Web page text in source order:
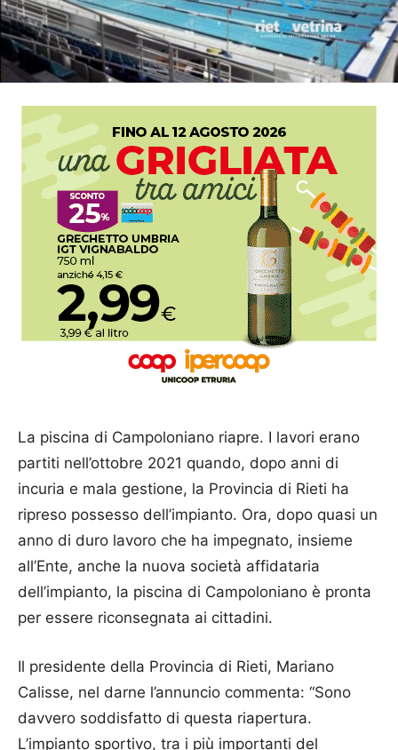
La piscina di Campoloniano riapre. I lavori erano
partiti nell’ottobre 2021 quando, dopo anni di
incuria e mala gestione, la Provincia di Rieti ha
ripreso possesso dell’impianto. Ora, dopo quasi un
anno di duro lavoro che ha impegnato, insieme
all’Ente, anche la nuova società affidataria
dell’impianto, la piscina di Campoloniano è pronta
per essere riconsegnata ai cittadini.
Il presidente della Provincia di Rieti, Mariano
Calisse, nel darne l’annuncio commenta: “Sono
davvero soddisfatto di questa riapertura.
L’impianto sportivo, tra i più importanti del